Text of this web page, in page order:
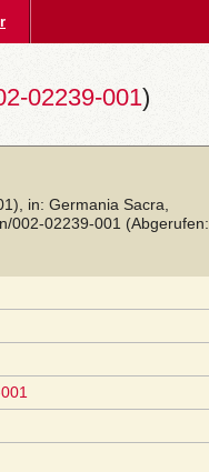
02239-001)
in: Germania Sacra,
002-02239-001 (Abgerufen: